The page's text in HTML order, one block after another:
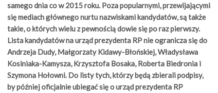
samego dnia co w 2015 roku. Poza popularnymi, przewijającymi
się mediach głównego nurtu nazwiskami kandydatów, są także
takie, o których wielu z pewnością dowie się po raz pierwszy.
Lista kandydatów na urząd prezydenta RP nie ogranicza się do
Andrzeja Dudy, Małgorzaty Kidawy-Błońskiej, Władysława
Kosiniaka-Kamysza, Krzysztofa Bosaka, Roberta Biedronia i
Szymona Hołowni. Do listy tych, którzy będą zbierali podpisy,
by później oficjalnie ubiegać się o urząd prezydenta RP